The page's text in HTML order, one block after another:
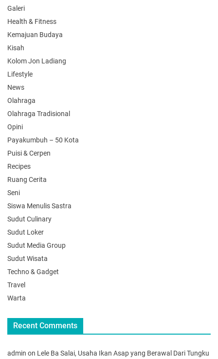
Galeri
Health & Fitness
Kemajuan Budaya
Kisah
Kolom Jon Ladiang
Lifestyle
News
Olahraga
Olahraga Tradisional
Opini
Payakumbuh – 50 Kota
Puisi & Cerpen
Recipes
Ruang Cerita
Seni
Siswa Menulis Sastra
Sudut Culinary
Sudut Loker
Sudut Media Group
Sudut Wisata
Techno & Gadget
Travel
Warta
Recent Comments
admin on Lele Ba Salai, Usaha Ikan Asap yang Berawal Dari Tungku